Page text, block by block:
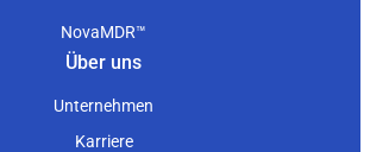
NovaMDR™
Über uns
Unternehmen
Karriere